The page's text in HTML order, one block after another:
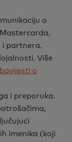
o
i partnera.
Više
o
i preporuka.
imenika (koji